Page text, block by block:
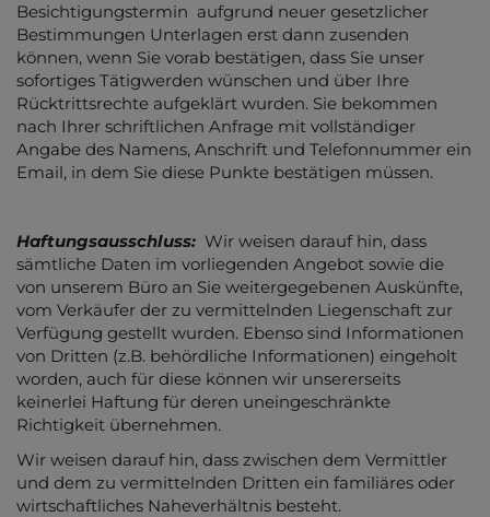
Besichtigungstermin aufgrund neuer gesetzlicher
Bestimmungen Unterlagen erst dann zusenden
können, wenn Sie vorab bestätigen, dass Sie unser
sofortiges Tätigwerden wünschen und über Ihre
Rücktrittsrechte aufgeklärt wurden. Sie bekommen
nach Ihrer schriftlichen Anfrage mit vollständiger
Angabe des Namens, Anschrift und Telefonnummer ein
Email, in dem Sie diese Punkte bestätigen müssen.
Haftungsausschluss: Wir weisen darauf hin, dass
sämtliche Daten im vorliegenden Angebot sowie die
von unserem Büro an Sie weitergegebenen Auskünfte,
vom Verkäufer der zu vermittelnden Liegenschaft zur
Verfügung gestellt wurden. Ebenso sind Informationen
von Dritten (z.B. behördliche Informationen) eingeholt
worden, auch für diese können wir unsererseits
keinerlei Haftung für deren uneingeschränkte
Richtigkeit übernehmen.
Wir weisen darauf hin, dass zwischen dem Vermittler
und dem zu vermittelnden Dritten ein familiäres oder
wirtschaftliches Naheverhältnis besteht.